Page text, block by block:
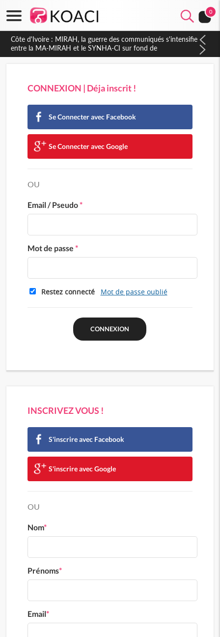
0
Côte d'Ivoire : MIRAH, la guerre des communiqués s'intensifie
entre la MA-MIRAH et le SYNHA-CI sur fond de
gouvernance et le projet de précompte sur les salaires des
CONNEXION | Déja inscrit !
Se Connecter avec Facebook
Se Connecter avec Google
OU
Email / Pseudo*
Mot de passe *
Restez connecté Mot de passe oublié
INSCRIVEZ VOUS !
S'inscrire avec Facebook
S'inscrire avec Google
OU
Nom*
Prénoms*
Email*